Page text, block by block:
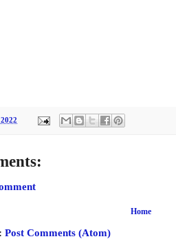
Home
Post Comments (Atom)